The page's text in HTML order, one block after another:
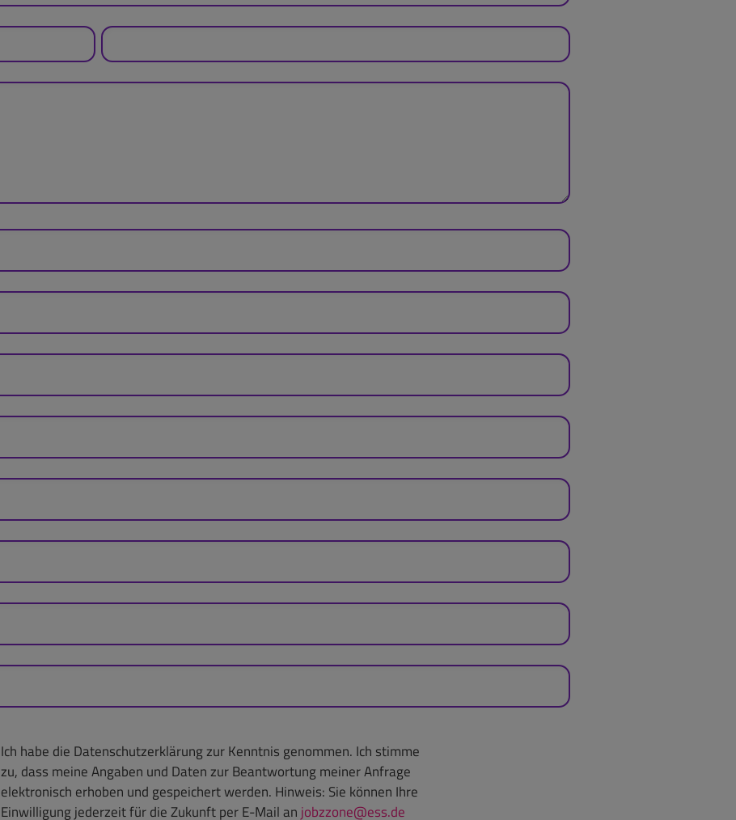
Ich habe die Datenschutzerklärung zur Kenntnis genommen. Ich stimme
zu, dass meine Angaben und Daten zur Beantwortung meiner Anfrage
elektronisch erhoben und gespeichert werden. Hinweis: Sie können Ihre
Einwilligung jederzeit für die Zukunft per E-Mail anjobzzone@ess.de